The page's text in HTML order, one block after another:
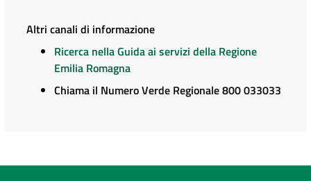
Altri canali di informazione
Ricerca nella Guida ai servizi della Regione
Emilia Romagna
Chiama il Numero Verde Regionale 800 033033